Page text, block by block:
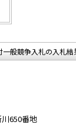
一般競争入札の入札
650番地